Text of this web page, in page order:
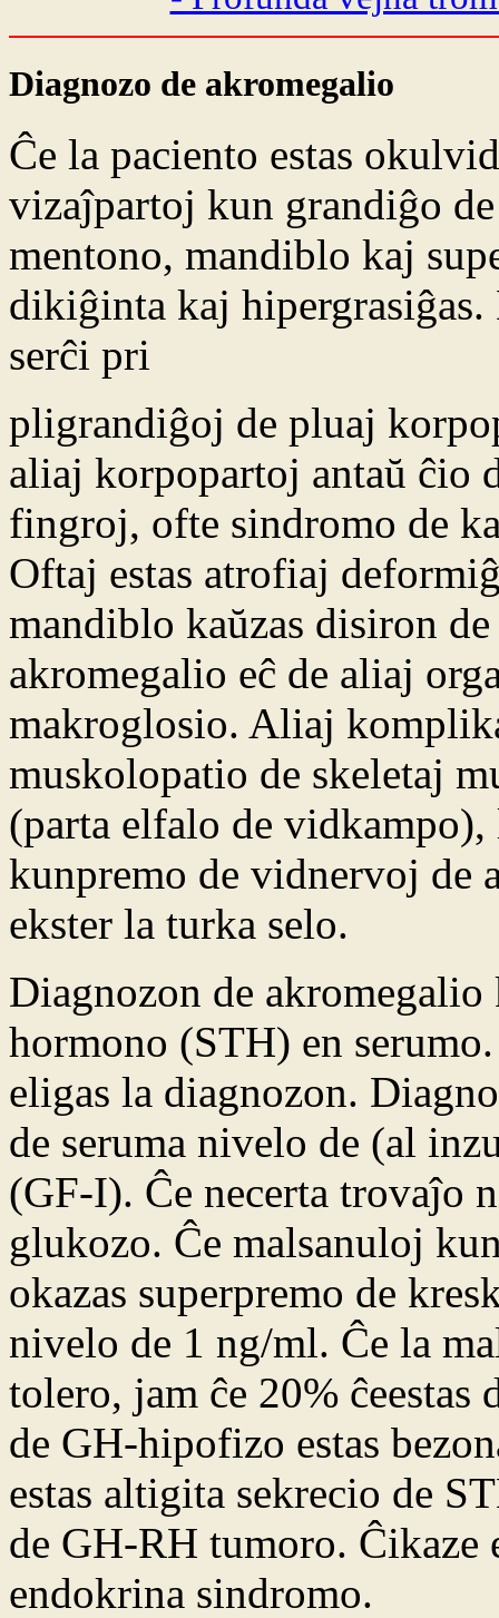
Diagnozo de akromegalio
Ĉe la paciento estas
vizaĵpartoj kun grandiĝo
mentono, mandiblo kaj
dikiĝinta kaj hipergrasiĝas.
serĉi pri
pligrandiĝoj de pluaj
aliaj korpopartoj antaŭ ĉio
fingroj, ofte sindromo de
Oftaj estas atrofiaj
mandiblo kaŭzas disiron
akromegalio eĉ de aliaj
makroglosio. Aliaj
muskolopatio de skeletaj
(parta elfalo de
kunpremo de vidnervoj de
ekster la turka selo.
Diagnozon de
hormono (STH) en
eligas la diagnozon.
de seruma nivelo de (al
(GF-I). Ĉe necerta trovaĵo
glukozo. Ĉe malsanuloj
okazas superpremo de
nivelo de 1 ng/ml. Ĉe la
tolero, jam ĉe 20%
de GH-hipofizo estas
estas altigita sekrecio de
de GH-RH tumoro. Ĉikaze
endokrina sindromo.